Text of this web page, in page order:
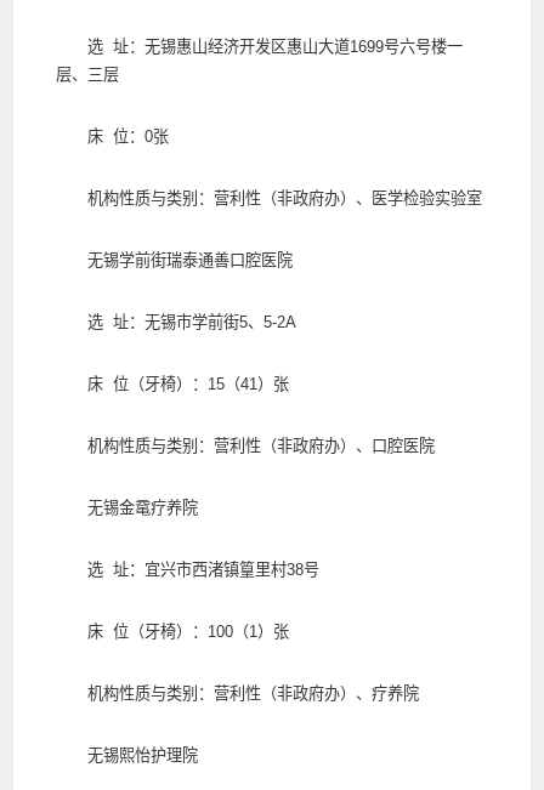
选 址：无锡惠山经济开发区惠山大道1699号六号楼一
层、三层
床 位：0张
机构性质与类别：营利性（非政府办）、医学检验实验室
无锡学前街瑞泰通善口腔医院
选 址：无锡市学前街5、5-2A
床 位（牙椅）：15（41）张
机构性质与类别：营利性（非政府办）、口腔医院
无锡金鼋疗养院
选 址：宜兴市西渚镇篁里村38号
床 位（牙椅）：100（1）张
机构性质与类别：营利性（非政府办）、疗养院
无锡熙怡护理院